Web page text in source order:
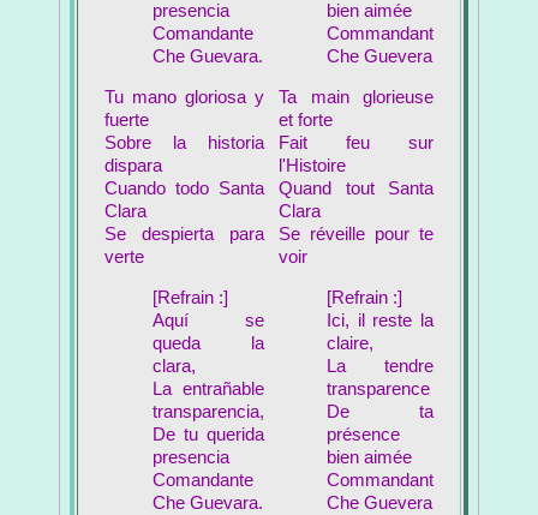
presencia
Comandante
Che Guevara.
Tu mano gloriosa y
fuerte
Sobre la historia
dispara
Cuando todo Santa
Clara
Se despierta para
verte
[Refrain :]
Aquí se
queda la
clara,
La entrañable
transparencia,
De tu querida
presencia
Comandante
Che Guevara.
bien aimée
Commandant
Che Guevera
Ta main glorieuse
et forte
Fait feu sur
l'Histoire
Quand tout Santa
Clara
Se réveille pour te
voir
[Refrain :]
Ici, il reste la
claire,
La tendre
transparence
De ta
présence
bien aimée
Commandant
Che Guevera